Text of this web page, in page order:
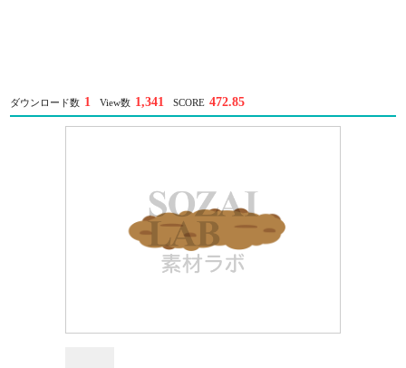
ダウンロード数 1 View数 1,341 SCORE 472.85